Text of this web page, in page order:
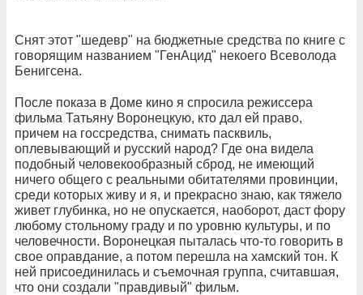
Снят этот "шедевр" на бюджетные средства по книге с
говорящим названием "ГенАцид" некоего Всеволода
Бенигсена.
После показа в Доме кино я спросила режиссера
фильма Татьяну Воронецкую, кто дал ей право,
причем на госсредства, снимать пасквиль,
оплевывающий и русский народ? Где она видела
подобный человекообразный сброд, не имеющий
ничего общего с реальными обитателями провинции,
среди которых живу и я, и прекрасно знаю, как тяжело
живет глубинка, но не опускается, наоборот, даст фору
любому стольному граду и по уровню культуры, и по
человечности. Воронецкая пыталась что-то говорить в
свое оправдание, а потом перешла на хамский тон. К
ней присоединилась и съемочная группа, считавшая,
что они создали "правдивый" фильм.